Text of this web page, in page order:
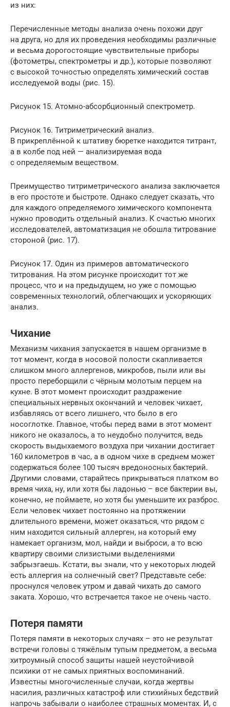
из них:
Перечисленные методы анализа очень похожи друг
на друга, но для их проведения необходимы различные
и весьма дорогостоящие чувствительные приборы
(фотометры, спектрометры и др.), которые позволяют
с высокой точностью определять химический состав
исследуемой воды (рис. 15).
Рисунок 15. Атомно-абсорбционный спектрометр.
Рисунок 16. Титриметрический анализ.
В прикреплённой к штативу бюретке находится титрант,
а в колбе под ней — анализируемая вода
с определяемым веществом.
Преимущество титриметрического анализа заключается
в его простоте и быстроте. Однако следует сказать, что
для каждого определяемого химического компонента
нужно проводить отдельный анализ. К счастью многих
исследователей, автоматизация не обошла титрование
стороной (рис. 17).
Рисунок 17. Один из примеров автоматического
титрования. На этом рисунке происходит тот же
процесс, что и на предыдущем, но уже с помощью
современных технологий, облегчающих и ускоряющих
анализ.
Чихание
Механизм чихания запускается в нашем организме в
тот момент, когда в носовой полости скапливается
слишком много аллергенов, микробов, пыли или вы
просто переборщили с чёрным молотым перцем на
кухне. В этот момент происходит раздражение
специальных нервных окончаний и человек чихает,
избавляясь от всего лишнего, что было в его
носоглотке. Главное, чтобы перед вами в этот момент
никого не оказалось, а то неудобно получится, ведь
скорость выдыхаемого воздуха при чихании достигает
160 километров в час, а в одном чихе в среднем может
содержаться более 100 тысяч вредоносных бактерий.
Другими словами, старайтесь прикрываться платком во
время чиха, ну, или хотя бы ладонью – все бактерии вы,
конечно, не поймаете, но хотя бы уменьшите их разброс.
Если человек чихает постоянно на протяжении
длительного времени, может оказаться, что рядом с
ним находится сильный аллерген, на который ему
намекает организм, мол, найди и выброси, а то всю
квартиру своими слизистыми выделениями
забрызгаешь. Кстати, вы знали, что у некоторых людей
есть аллергия на солнечный свет? Представьте себе:
проснулся человек утром и давай чихать до самого
заката. Хорошо, что встречается такое не очень часто.
Потеря памяти
Потеря памяти в некоторых случаях – это не результат
встречи головы с тяжёлым тупым предметом, а весьма
хитроумный способ защиты нашей неустойчивой
психики от не самых приятных воспоминаний.
Известны многочисленные случаи, когда жертвы
насилия, различных катастроф или стихийных бедствий
напрочь забывали о наиболее страшных моментах. И, с